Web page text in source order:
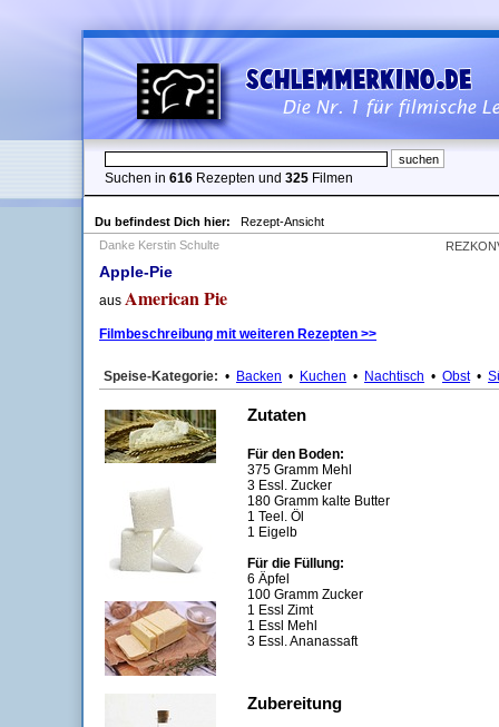
Suchen in 616 Rezepten und 325 Filmen
Du befindest Dich hier:
Rezept-Ansicht
Danke Kerstin Schulte
Apple-Pie
aus American Pie
Filmbeschreibung mit weiteren Rezepten >>
Speise-Kategorie: • Backen • Kuchen • Nachtisch • Obst•
Zutaten
Für den Boden:
375 Gramm Mehl
3 Essl. Zucker
180 Gramm kalte Butter
1 Teel. Öl
1 Eigelb
Für die Füllung:
6 Äpfel
100 Gramm Zucker
1 Essl Zimt
1 Essl Mehl
3 Essl. Ananassaft
Zubereitung